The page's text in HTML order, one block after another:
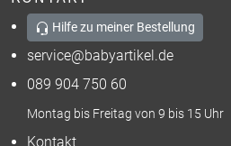
Hilfe zu meiner Bestellung
service@babyartikel.de
089 904 750 60
Montag bis Freitag von 9 bis 15 Uhr
Kontakt